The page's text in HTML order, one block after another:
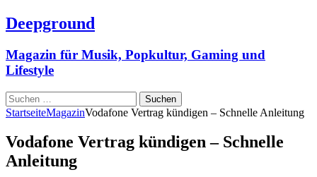
Deepground
Magazin für Musik, Popkultur, Gaming und
Lifestyle
Suchen
nach:
StartseiteMagazinVodafone Vertrag kündigen – Schnelle Anleitung
Vodafone Vertrag kündigen – Schnelle
Anleitung